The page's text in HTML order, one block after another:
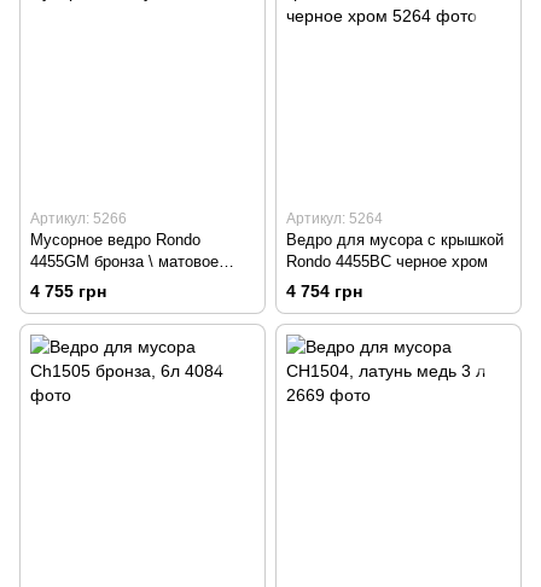
Артикул: 5266
Мусорное ведро Rondo
4455GM бронза \ матовое
золото
4 755 грн
Артикул: 5264
Ведро для мусора с крышкой
Rondo 4455BC черное хром
4 754 грн